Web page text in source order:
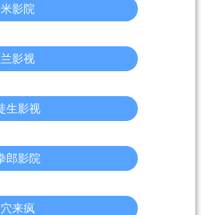
影院
影视
生影视
郎影院
来疯